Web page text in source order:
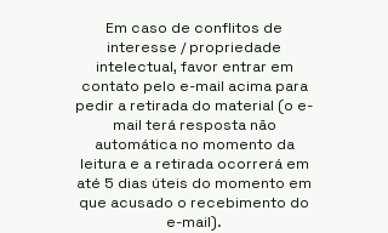
Em caso de conflitos de
interesse / propriedade
intelectual, favor entrar em
contato pelo e-mail acima para
pedir a retirada do material (o e-
mail terá resposta não
automática no momento da
leitura e a retirada ocorrerá em
até 5 dias úteis do momento em
que acusado o recebimento do
e-mail).